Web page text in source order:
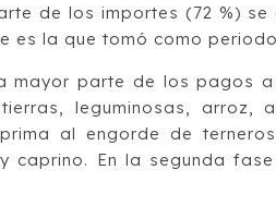
de los importes (72 %)
es la que tomó como
mayor parte de los pagos
leguminosas, arroz,
al engorde de
caprino. En la segunda